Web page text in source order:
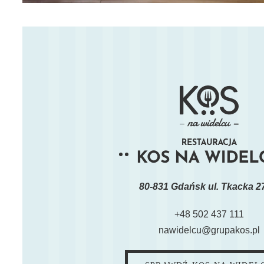
80-831 Gdańsk ul. Tkacka
+48 502 437 111
nawidelcu@grupakos.pl